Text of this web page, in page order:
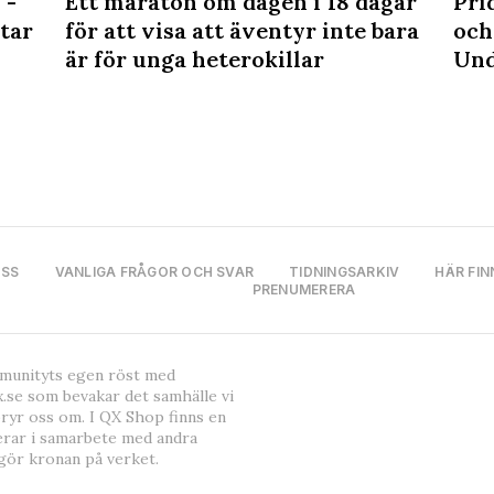
för att visa att äventyr inte bara
är för unga heterokillar
VANLIGA FRÅGOR OCH SVAR TIDNINGSARKIV HÄR
PRENUMERERA
egen röst med
som bevakar det samhälle vi
oss om. I QX Shop finns en
i samarbete med andra
kronan på verket.